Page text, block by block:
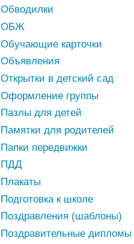
Обводилки
ОБЖ
Обучающие карточки
Объявления
Открытки в детский сад
Оформление группы
Пазлы для детей
Памятки для родителей
Папки передвижки
ПДД
Плакаты
Подготовка к школе
Поздравления (шаблоны)
Поздравительные дипломы